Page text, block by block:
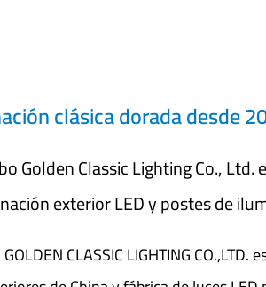
clásica dorada desde
Golden Classic Lighting Co.,
exterior LED y postes de
CLASSIC LIGHTING